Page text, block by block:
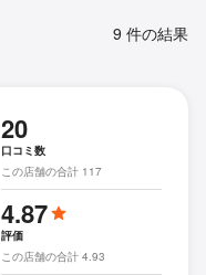
9 件の結果
20
口コミ数
この店舗の合計 117
4.87
評価
この店舗の合計 4.93